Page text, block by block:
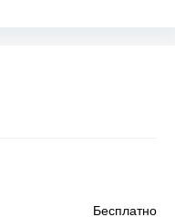
Бесплатно